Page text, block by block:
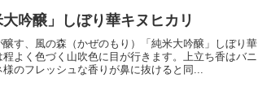
吟醸」しぼり華キヌヒカリ
す、風の森（かぜのもり）「純米大吟醸」しぼり華
よく色づく山吹色に目が行きます。上立ち香はバニ
のフレッシュな香りが鼻に抜けると同...